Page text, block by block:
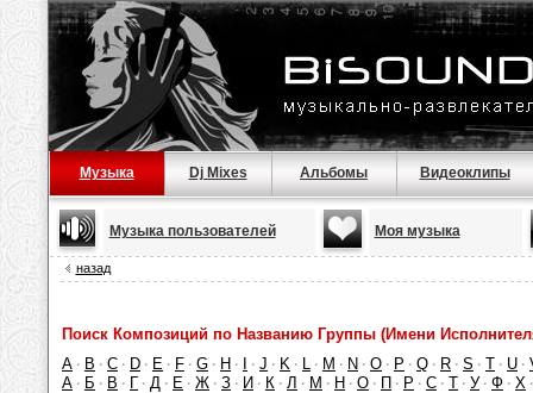
Музыка Dj Mixes Альбомы Видеоклипы
Музыка пользователей Моя музыка
назад
Поиск Композиций по Названию Группы (Имени
A · B · C · D · E · F · G · H · · J · K · L · M · N · O · P · Q · R · S · T · U ·
А · Б · В · Г · Д · Е · Ж · З · И · К · Л · М · Н · О · П · Р · С · Т · У · Ф · Х